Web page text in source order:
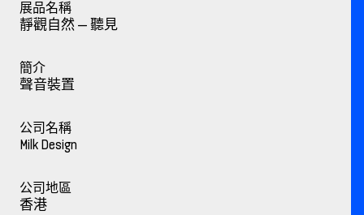
展品名稱
靜觀⾃然 — 聽⾒
簡介
聲音裝置
公司名稱
Milk Design
公司地區
香港